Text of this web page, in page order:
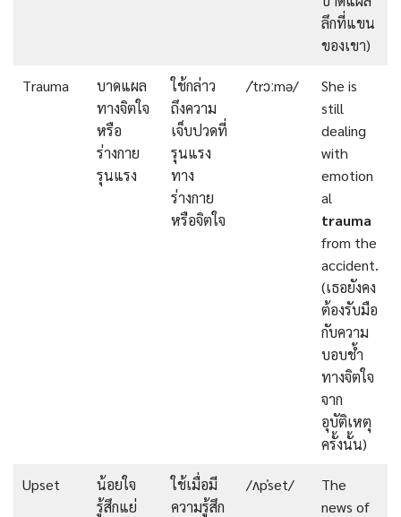
ลึกที่แขน
ของเขา)
Trauma
บาดแผล
ทางจิตใจ
หรือ
ร่างกาย
รุนแรง
ใช้กล่าว
ถึงความ
เจ็บปวดที่
รุนแรง
ทาง
ร่างกาย
หรือจิตใจ
/ˈtrɔːmə/
She is
still
dealing
with
emotion
al
trauma
from the
accident.
(เธอยังคง
ต้องรับมือ
กับความ
บอบช้ำ
ทางจิตใจ
จาก
อุบัติเหตุ
ครั้งนั้น)
Upset
น้อยใจ
รู้สึกแย่
ใช้เมื่อมี
ความรู้สึก
/ʌpˈset/
The
news of